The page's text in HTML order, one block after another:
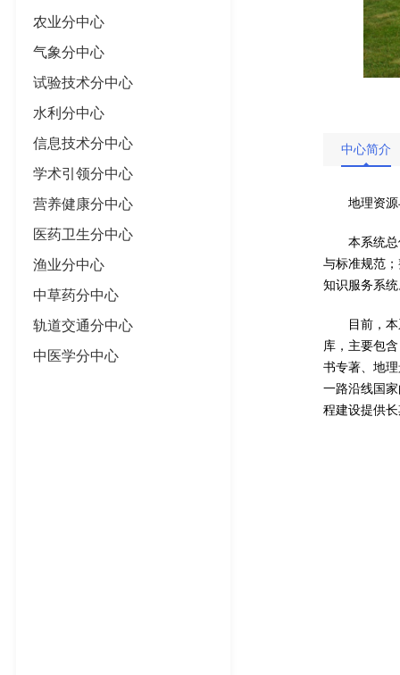
农业分中心
气象分中心
试验技术分中心
水利分中心
信息技术分中心
学术引领分中心
营养健康分中心
医药卫生分中心
渔业分中心
中草药分中心
轨道交通分中心
中医学分中心
中心简介
地理资
本系统
与标准规范
知识服务系
目前，
库，主要包
书专著、地
一路沿线国
程建设提供